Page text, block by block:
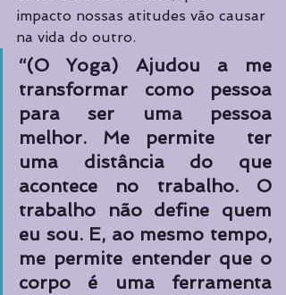
impacto nossas atitudes vão causar
na vida do outro.
“(O Yoga) Ajudou a me
transformar como pessoa
para ser uma pessoa
melhor. Me permite  ter
uma distância do que
acontece no trabalho. O
trabalho não define quem
eu sou. E, ao mesmo tempo,
me permite entender que o
corpo é uma ferramenta